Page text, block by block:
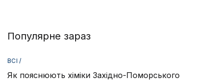
Популярне зараз
ВСІ /
Як пояснюють хіміки Західно-Поморського